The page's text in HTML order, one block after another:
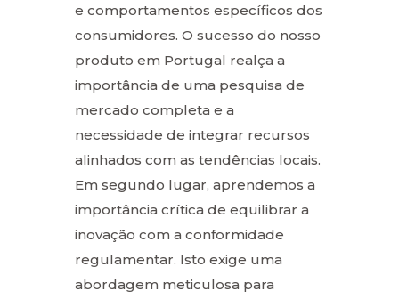
e comportamentos específicos dos
consumidores. O sucesso do nosso
produto em Portugal realça a
importância de uma pesquisa de
mercado completa e a
necessidade de integrar recursos
alinhados com as tendências locais.
Em segundo lugar, aprendemos a
importância crítica de equilibrar a
inovação com a conformidade
regulamentar. Isto exige uma
abordagem meticulosa para